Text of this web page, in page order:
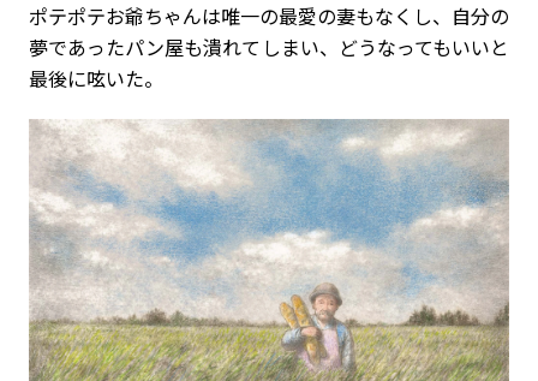
ポテポテお爺ちゃんは唯一の最愛の妻もなくし、自分の
夢であったパン屋も潰れてしまい、どうなってもいいと
最後に呟いた。